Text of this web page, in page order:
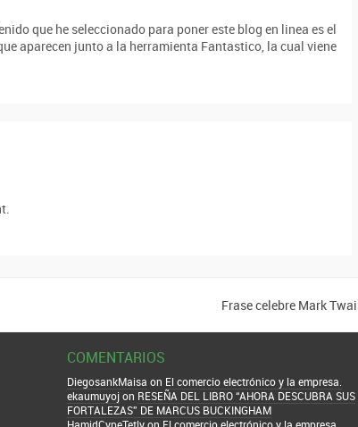
que he seleccionado para poner este blog en linea es el
aparecen junto a la herramienta Fantastico, la cual viene
Frase celebre Mark
COMENTARIOS
DiegosankMaisa on El comercio electrónico y la empresa.
ekaumuyojon RESEÑA DEL LIBRO “AHORA DESCUBRA SUS
FORTALEZAS” DE MARCUS BUCKINGHAM